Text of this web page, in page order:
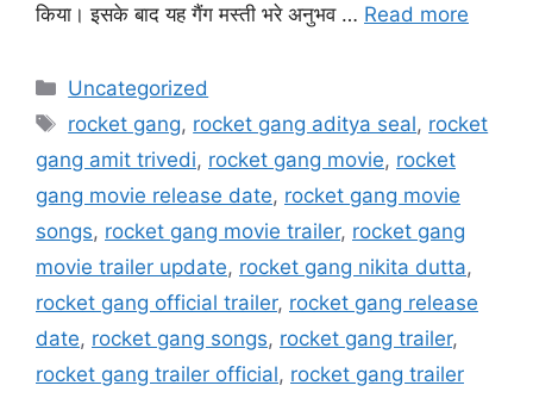
किया। इसके बाद यह गैंग मस्ती भरे अनुभव … Read more
Uncategorized
rocket gang, rocket gang aditya seal, rocket
gang amit trivedi, rocket gang movie, rocket
gang movie release date, rocket gang movie
songs, rocket gang movie trailer, rocket gang
movie trailer update, rocket gang nikita dutta,
rocket gang official trailer, rocket gang release
date, rocket gang songs, rocket gang trailer,
rocket gang trailer official, rocket gang trailer